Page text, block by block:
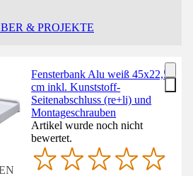
& PROJEKTE
Fensterbank Alu weiß 45x22,5
cm inkl. Kunststoff-
Seitenabschluss (re+li) und
Montageschrauben
Artikel wurde noch nicht
bewertet.